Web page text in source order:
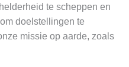
te scheppen en
doelstellingen te
missie op aarde, zoals